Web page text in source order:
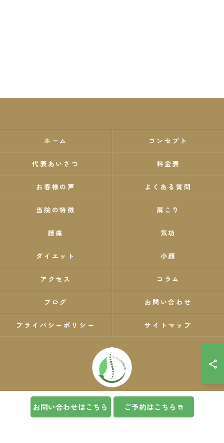
お問い合わせはこちら ご予約はこちら
ホーム コンセプト
代表あいさつ 料金表
お客様の声 よくある質問
当院の特徴 肩こり
腰痛 気功
ダイエット 小顔
アクセス コラム
ブログ お問い合わせ
プライバシーポリシー サイトマップ
© 2026 神奈川県川崎区の整体ならないとう氣功整体院 ALL RIGHTS RESERVED.